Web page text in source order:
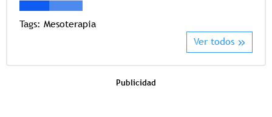
Tags: Mesoterapia
Ver todos
Publicidad